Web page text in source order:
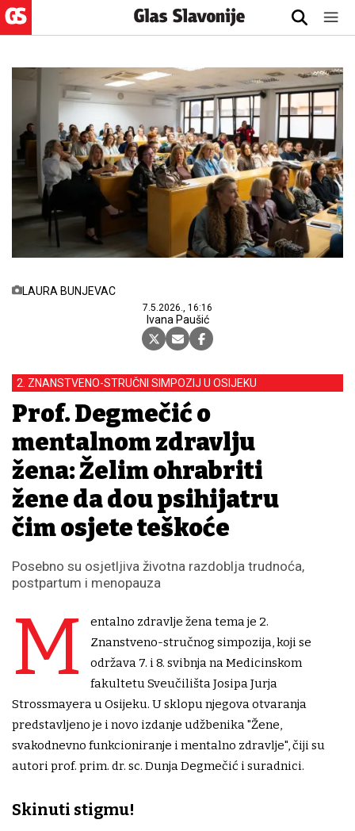
LAURA BUNJEVAC
7.5.2026., 16:16
Ivana Paušić
2. ZNANSTVENO-STRUČNI SIMPOZIJ U OSIJEKU
Prof. Degmečić o
mentalnom zdravlju
žena: Želim ohrabriti
žene da dođu psihijatru
čim osjete teškoće
Posebno su osjetljiva životna razdoblja trudnoća,
postpartum i menopauza
M
entalno zdravlje žena tema je 2.
Znanstveno-stručnog simpozija, koji se
održava 7. i 8. svibnja na Medicinskom
fakultetu Sveučilišta Josipa Jurja
Strossmayera u Osijeku. U sklopu njegova otvaranja
predstavljeno je i novo izdanje udžbenika "Žene,
svakodnevno funkcioniranje i mentalno zdravlje", čiji su
autori prof. prim. dr. sc. Dunja Degmečić i suradnici.
Skinuti stigmu!